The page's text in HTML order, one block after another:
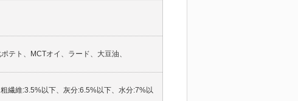
テト、MCTオイ、ラード、大豆油、
繊維:3.5%以下、灰分:6.5%以下、水分:7%以